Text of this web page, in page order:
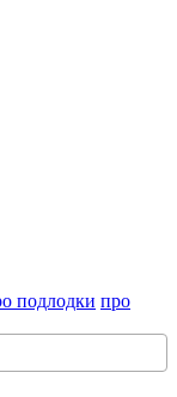
подлодки про